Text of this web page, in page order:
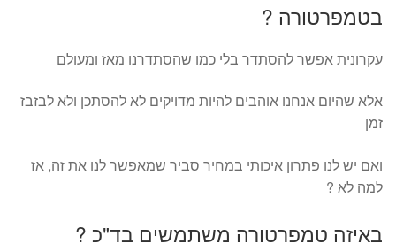
בטמפרטורה ?
עקרונית אפשר להסתדר בלי כמו שהסתדרנו מאז ומעולם
אלא שהיום אנחנו אוהבים להיות מדויקים לא להסתכן ולא לבזבז
זמן
ואם יש לנו פתרון איכותי במחיר סביר שמאפשר לנו את זה, אז
למה לא ?
באיזה טמפרטורה משתמשים בד"כ ?